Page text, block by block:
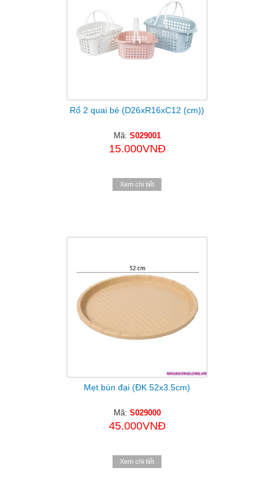
Rổ 2 quai bé (D26xR16xC12 (cm))
Mã: S029001
15.000VNĐ
Xem chi tiết
Mẹt bún đại (ĐK 52x3.5cm)
Mã: S029000
45.000VNĐ
Xem chi tiết